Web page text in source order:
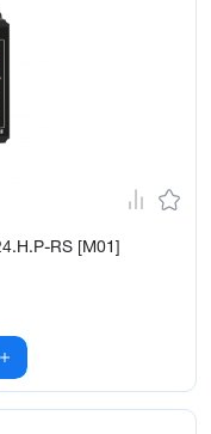
RS [М01]